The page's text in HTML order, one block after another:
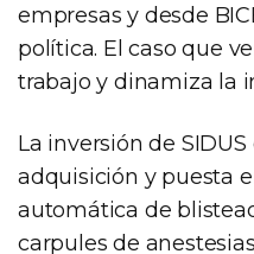
empresas y desde
política. El caso que
trabajo y dinamiza la
La inversión de
adquisición y puesta
automática de
carpules de